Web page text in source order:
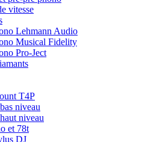
vitesse
Lehmann Audio
Musical Fidelity
Pro-Ject
T4P
niveau
niveau
et 78t
DJ